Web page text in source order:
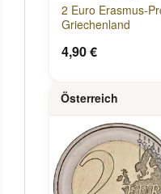
2 Euro Erasmus-
Griechenland
4,90 €
Österreich